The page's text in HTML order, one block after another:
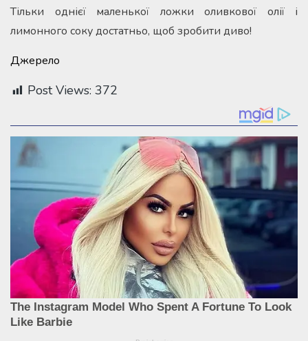
Тільки однієї маленької ложки оливкової олії і
лимонного соку достатньо, щоб зробити диво!
Джерело
Post Views: 372